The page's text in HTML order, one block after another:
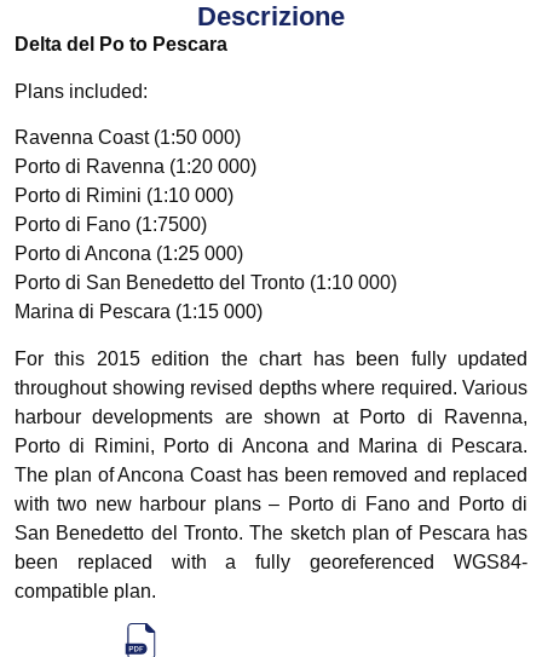
Descrizione
Delta del Po to Pescara
Plans included:
Ravenna Coast (1:50 000)
Porto di Ravenna (1:20 000)
Porto di Rimini (1:10 000)
Porto di Fano (1:7500)
Porto di Ancona (1:25 000)
Porto di San Benedetto del Tronto (1:10 000)
Marina di Pescara (1:15 000)
For this 2015 edition the chart has been fully updated
throughout showing revised depths where required. Various
harbour developments are shown at Porto di Ravenna,
Porto di Rimini, Porto di Ancona and Marina di Pescara.
The plan of Ancona Coast has been removed and replaced
with two new harbour plans – Porto di Fano and Porto di
San Benedetto del Tronto. The sketch plan of Pescara has
been replaced with a fully georeferenced WGS84-
compatible plan.